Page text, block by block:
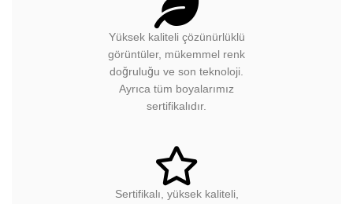
Yüksek kaliteli çözünürlüklü
görüntüler, mükemmel renk
doğruluğu ve son teknoloji.
Ayrıca tüm boyalarımız
sertifikalıdır.
Sertifikalı, yüksek kaliteli,